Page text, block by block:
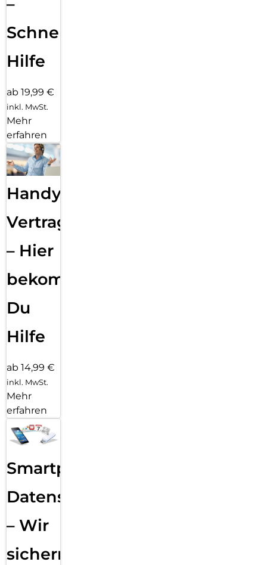
Schnelle
Hilfe
ab 19,99 €
inkl. MwSt.
Mehr
erfahren
Handy
Vertragsabwicklung
– Hier
bekommst
Du
Hilfe
ab 14,99 €
inkl. MwSt.
Mehr
erfahren
Smartphone
Datensicherung
– Wir
sichern